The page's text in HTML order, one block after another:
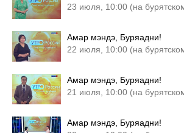
23 июля, 10:00 (на
Амар мэндэ, Буряадни!
22 июля, 10:00 (на
Амар мэндэ, Буряадни!
21 июля, 10:00 (на
Амар мэндэ, Буряадни!